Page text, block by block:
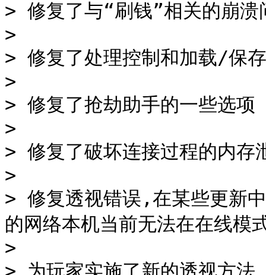
> 修复了与“刷钱”相关的崩溃
>
> 修复了处理控制和加载/保
>
> 修复了抢劫助手的一些选项
>
> 修复了破坏连接过程的内存
>
> 修复透视错误,在某些更新
的网络本机当前无法在在线模
>